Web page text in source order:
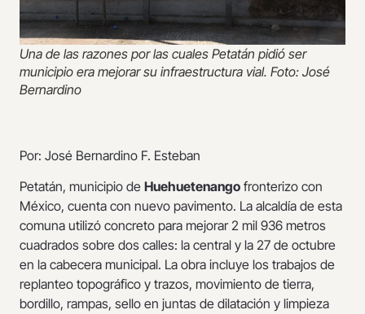
Una de las razones por las cuales Petatán pidió ser
municipio era mejorar su infraestructura vial. Foto: José
Bernardino
Por: José Bernardino F. Esteban
Petatán, municipio de Huehuetenango fronterizo con
México, cuenta con nuevo pavimento. La alcaldía de esta
comuna utilizó concreto para mejorar 2 mil 936 metros
cuadrados sobre dos calles: la central y la 27 de octubre
en la cabecera municipal. La obra incluye los trabajos de
replanteo topográfico y trazos, movimiento de tierra,
bordillo, rampas, sello en juntas de dilatación y limpieza